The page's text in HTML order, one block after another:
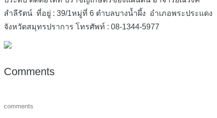
สำลีรัตน์ ที่อยู่ : 39/1หมู่ที่ 6 ตำบลบางน้ำผึ้ง อำเภอพระประแดง
จังหวัดสมุทรปราการ โทรศัพท์ : 08-1344-5977
Comments
comments